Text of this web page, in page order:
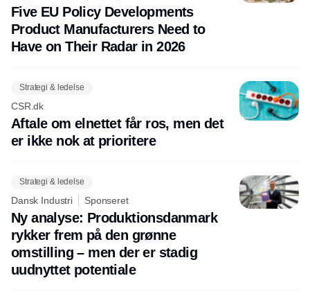
Five EU Policy Developments
Product Manufacturers Need to
Have on Their Radar in 2026
Strategi & ledelse
CSR.dk
Aftale om elnettet får ros, men det
er ikke nok at prioritere
Strategi & ledelse
Dansk Industri Sponseret
Ny analyse: Produktionsdanmark
rykker frem på den grønne
omstilling – men der er stadig
uudnyttet potentiale